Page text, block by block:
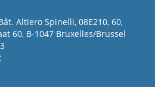
Altiero Spinelli, 08E210, 60,
60, B-1047 Bruxelles/Brussel